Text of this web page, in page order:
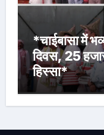
*चाईबासा में
दिवस, 25
हिस्सा*